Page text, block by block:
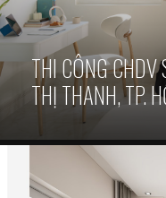
THI CÔNG
THỊ THANH, TP.